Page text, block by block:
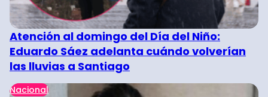
Atención al domingo del Día del Niño:
Eduardo Sáez adelanta cuándo volverían
las lluvias a Santiago
Nacional